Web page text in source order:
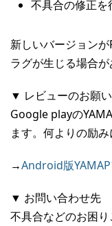
不具合の修正を
新しいバージョン
ラグが生じる場合が
▼ レビューのお願い
Google playの
ます。何よりの励み
→Android版YAMAP
▼ お問い合わせ先
不具合などのお困り